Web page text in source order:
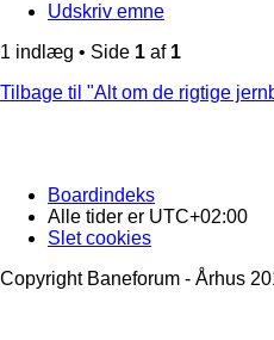
Udskriv emne
1 indlæg • Side 1 af 1
Tilbage til "Alt om de rigtige
Boardindeks
Alle tider er UTC+02:00
Slet cookies
Copyright Baneforum - Århus